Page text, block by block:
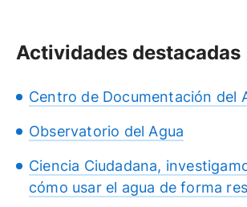
Actividades destacadas
Centro de Documentación del
Observatorio del Agua
Ciencia Ciudadana,
cómo usar el agua de forma